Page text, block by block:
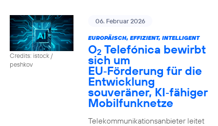
Credits: istock /
peshkov
06. Februar 2026
EUROPÄISCH, EFFIZIENT, INTELLIGENT
O2 Telefónica bewirbt
sich um
EU‑Förderung für die
Entwicklung
souveräner, KI‑fähiger
Mobilfunknetze
Telekommunikationsanbieter leitet